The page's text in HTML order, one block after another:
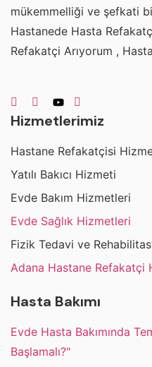
mükemmelliği ve şefkati
Hastanede Hasta
Refakatçi Arıyorum ,
Hizmetlerimiz
Hastane Refakatçisi
Yatılı Bakıcı Hizmeti
Evde Bakım Hizmetleri
Evde Sağlık Hizmetleri
Fizik Tedavi ve
Adana Hastane Refakatçi
Hasta Bakımı
Evde Hasta Bakımında
Başlamalı?"